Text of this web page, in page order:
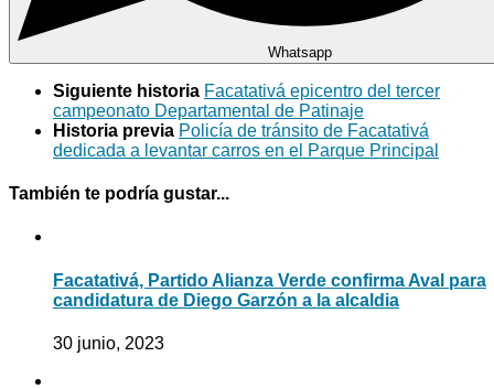
Whatsapp
Siguiente historia Facatativá epicentro del tercer
campeonato Departamental de Patinaje
Historia previa Policía de tránsito de Facatativá
dedicada a levantar carros en el Parque Principal
También te podría gustar...
Facatativá, Partido Alianza Verde confirma Aval para
candidatura de Diego Garzón a la alcaldia
30 junio, 2023